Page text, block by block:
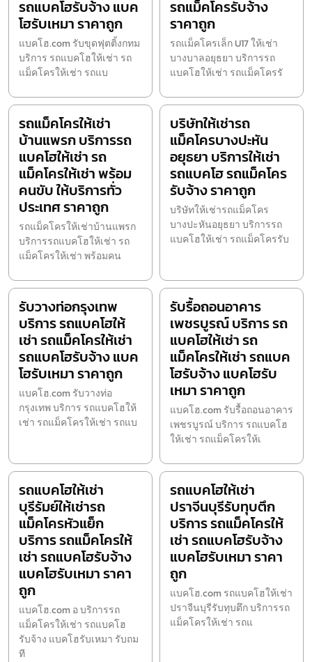
รถแบคโฮรับจ้าง แบค
โฮรับเหมา ราคาถูก
แบคโฮ.com รับขุดฟุตติ้งกทม
บริการ รถแบคโฮให้เช่า รถ
แม็คโครให้เช่า รถแบ
รถแม็คโครรับจ้าง
ราคาถูก
รถแม็คโครเล็ก U17 ให้เช่า
บางบาลอยุธยา บริการรถ
แบคโฮให้เช่า รถแม็คโครรั
รถแม็คโครให้เช่า
บ้านแพรก บริการรถ
แบคโฮให้เช่า รถ
แม็คโครให้เช่า พร้อม
คนขับ ให้บริการทั่ว
ประเทศ ราคาถูก
รถแม็คโครให้เช่าบ้านแพรก
บริการรถแบคโฮให้เช่า รถ
แม็คโครให้เช่า พร้อมคน
บริษัทให้เช่ารถ
แม็คโครบางปะหัน
อยุธยา บริการให้เช่า
รถแบคโฮ รถแม็คโคร
รับจ้าง ราคาถูก
บริษัทให้เช่ารถแม็คโคร
บางปะหันอยุธยา บริการรถ
แบคโฮให้เช่า รถแม็คโครรับ
รับวางท่อกรุงเทพ
บริการ รถแบคโฮให้
เช่า รถแม็คโครให้เช่า
รถแบคโฮรับจ้าง แบค
โฮรับเหมา ราคาถูก
แบคโฮ.com รับวางท่อ
กรุงเทพ บริการ รถแบคโฮให้
เช่า รถแม็คโครให้เช่า รถแบ
รับรื้อถอนอาคาร
เพชรบูรณ์ บริการ รถ
แบคโฮให้เช่า รถ
แม็คโครให้เช่า รถแบค
โฮรับจ้าง แบคโฮรับ
เหมา ราคาถูก
แบคโฮ.com รับรื้อถอนอาคาร
เพชรบูรณ์ บริการ รถแบคโฮ
ให้เช่า รถแม็คโครให้เ
รถแบคโฮให้เช่า
บุรีรัมย์ให้เช่ารถ
แม็คโครหัวแย็ก
บริการ รถแม็คโครให้
เช่า รถแบคโฮรับจ้าง
แบคโฮรับเหมา ราคา
ถูก
แบคโฮ.com อ บริการรถ
แม็คโครให้เช่า รถแบคโฮ
รับจ้าง แบคโฮรับเหมา รับถม
ที
รถแบคโฮให้เช่า
ปราจีนบุรีรับทุบตึก
บริการ รถแม็คโครให้
เช่า รถแบคโฮรับจ้าง
แบคโฮรับเหมา ราคา
ถูก
แบคโฮ.com รถแบคโฮให้เช่า
ปราจีนบุรีรับทุบตึก บริการรถ
แม็คโครให้เช่า รถแ